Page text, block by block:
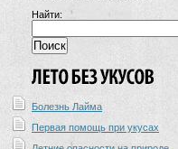
Найти:
Болезнь Лайма
Первая помощь при укусах